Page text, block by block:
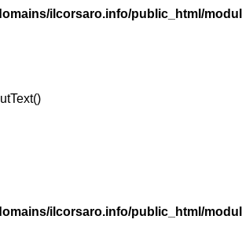
ilcorsaro.info/public_html/
ilcorsaro.info/public_html/